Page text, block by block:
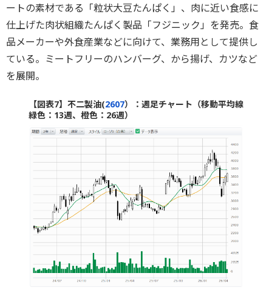
ートの素材である「粒状大豆たんぱく」、肉に近い食感に
仕上げた肉状組織たんぱく製品「フジニック」を発売。食
品メーカーや外食産業などに向けて、業務用として提供し
ている。ミートフリーのハンバーグ、から揚げ、カツなど
を展開。
【図表7】不二製油(2607）：週足チャート（移動平均線
緑色：13週、橙色：26週）